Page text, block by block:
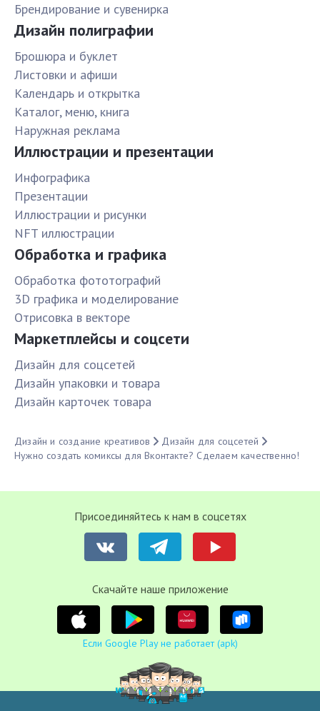
Брендирование и сувенирка
Дизайн полиграфии
Брошюра и буклет
Листовки и афиши
Календарь и открытка
Каталог, меню, книга
Наружная реклама
Иллюстрации и презентации
Инфографика
Презентации
Иллюстрации и рисунки
NFT иллюстрации
Обработка и графика
Обработка фототографий
3D графика и моделирование
Отрисовка в векторе
Маркетплейсы и соцсети
Дизайн для соцсетей
Дизайн упаковки и товара
Дизайн карточек товара
Дизайн и создание креативов
Дизайн для соцсетей
Нужно создать комиксы для Вконтакте? Сделаем качественно!
Присоединяйтесь к нам в соцсетях
Cкачайте наше приложение
Если Google Play не работает (apk)